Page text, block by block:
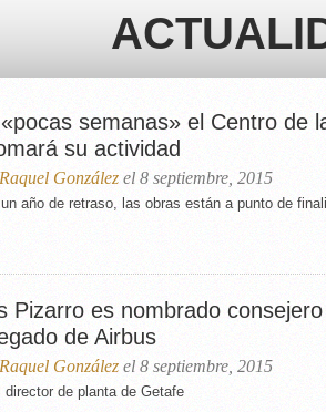
semanas» el Centro de
su actividad
Raquel González el 8 septiembre, 2015
año de retraso, las obras están a punto de
Pizarro es nombrado consejero
de Airbus
Raquel González el 8 septiembre, 2015
director de planta de Getafe